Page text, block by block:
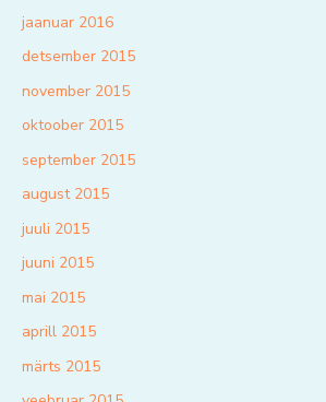
jaanuar 2016
detsember 2015
november 2015
oktoober 2015
september 2015
august 2015
juuli 2015
juuni 2015
mai 2015
aprill 2015
märts 2015